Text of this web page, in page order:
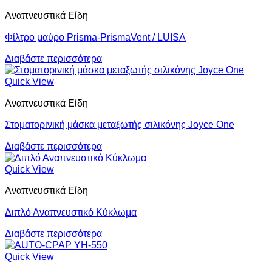
Αναπνευστικά Είδη
Φίλτρο μαύρο Prisma-PrismaVent / LUISA
Διαβάστε περισσότερα
Quick View
Αναπνευστικά Είδη
Στοματορινική μάσκα μεταξωτής σιλικόνης Joyce One
Διαβάστε περισσότερα
Quick View
Αναπνευστικά Είδη
Διπλό Αναπνευστικό Κύκλωμα
Διαβάστε περισσότερα
Quick View